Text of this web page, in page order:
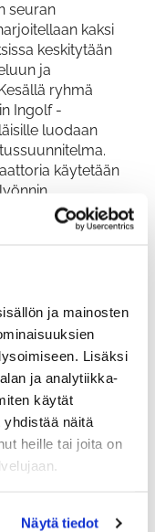
ja mainosten
Lisäksi
ja analytiikka-
käytät
näitä
heille tai joita on
Näytä tiedot
seuran
kaksi
keskitytään
ja
ryhmä
Ingolf -
luodaan
käytetään
sisällöstä ja
sisältää
olla seuran